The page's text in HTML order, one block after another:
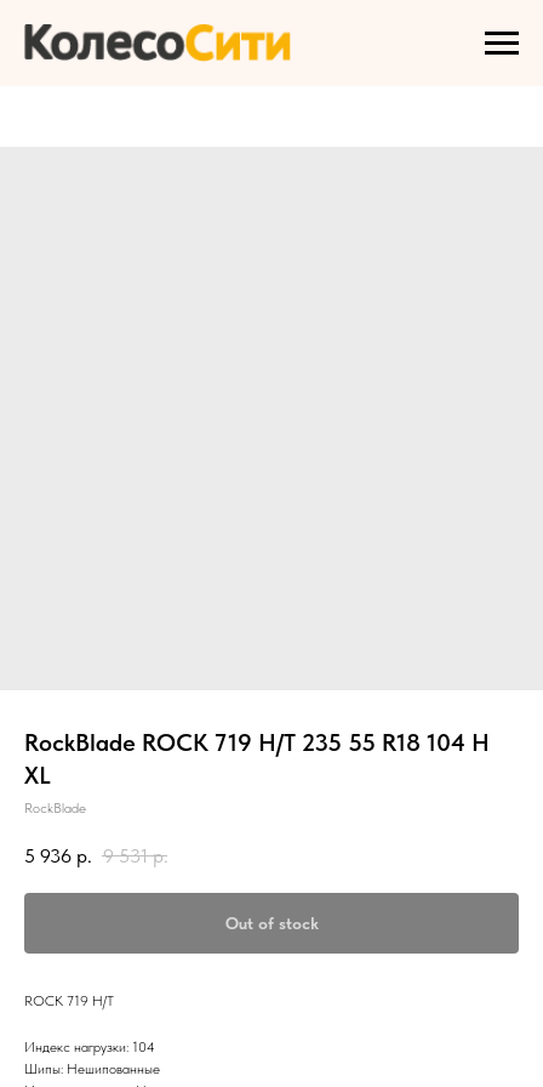
RockBlade ROCK 719 H/T 235 55 R18 104 H
XL
RockBlade
5 936 р. 9 531 р.
Out of stock
ROCK 719 H/T
Индекс нагрузки: 104
Шипы: Нешипованные